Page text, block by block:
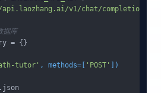
v1/chat/completions"
据库
= {}
tutor' , methods=[ 'POST'
)